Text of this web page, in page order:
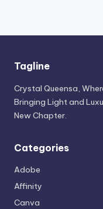
Tagline
Crystal Queensa,
Bringing Light and
New Chapter.
Categories
Adobe
Affinity
Canva